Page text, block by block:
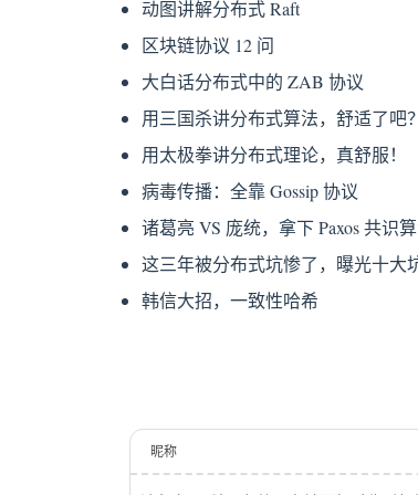
动图讲解分布式 Raft
区块链协议 12 问
大白话分布式中的 ZAB 协议
用三国杀讲分布式算法，舒适了吧？
用太极拳讲分布式理论，真舒服！
病毒传播：全靠 Gossip 协议
诸葛亮 VS 庞统，拿下 Paxos 共识
这三年被分布式坑惨了，曝光十大
韩信大招，一致性哈希
昵称